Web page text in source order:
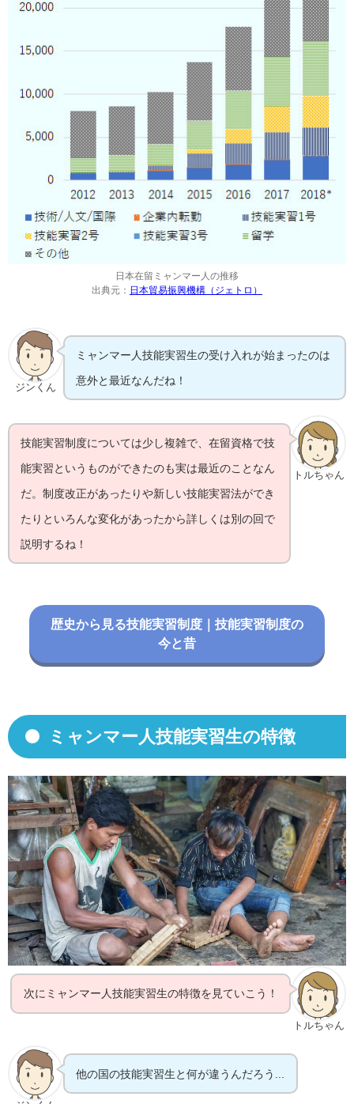
日本在留ミャンマー人の推移
出典元： 日本貿易振興機構（ジェトロ）
ジンくん
ミャンマー人技能実習生の受け入れが始まったのは
意外と最近なんだね！
トルちゃん
技能実習制度については少し複雑で、在留資格で技
能実習というものができたのも実は最近のことなん
だ。制度改正があったりや新しい技能実習法ができ
たりといろんな変化があったから詳しくは別の回で
説明するね！
歴史から見る技能実習制度｜技能実習制度の
今と昔
ミャンマー人技能実習生の特徴
トルちゃん
次にミャンマー人技能実習生の特徴を見ていこう！
他の国の技能実習生と何が違うんだろう...